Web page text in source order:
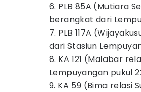
6. PLB 85A (Mutiara
berangkat dari
7. PLB 117A
dari Stasiun
8. KA 121 (Malabar
Lempuyangan pukul
9. KA 59 (Bima relasi